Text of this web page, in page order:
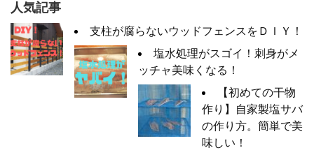
人気記事
支柱が腐らないウッドフェンスをＤＩＹ！
塩水処理がスゴイ！刺身がメ
ッチャ美味くなる！
【初めての干物
作り】自家製塩サバ
の作り方。簡単で美
味しい！